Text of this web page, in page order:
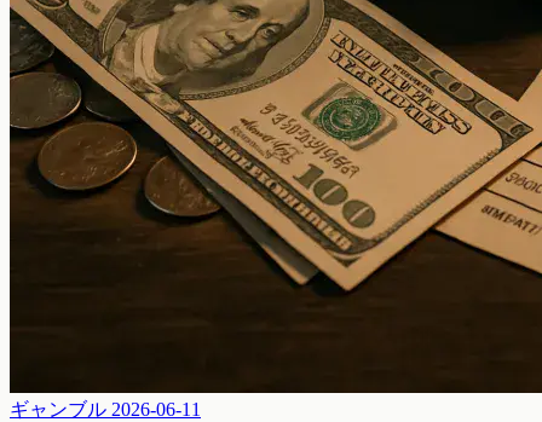
ギャンブル 2026-06-11